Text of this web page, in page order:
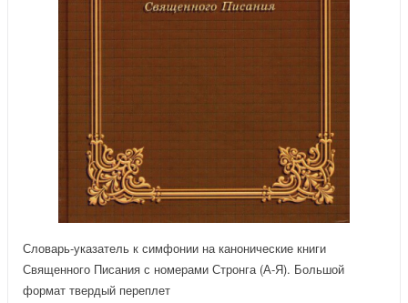
Словарь-указатель к симфонии на канонические книги
Священного Писания с номерами Стронга (А-Я). Большой
формат твердый переплет